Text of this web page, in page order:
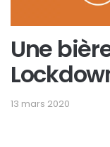
Une
13 mars 2020